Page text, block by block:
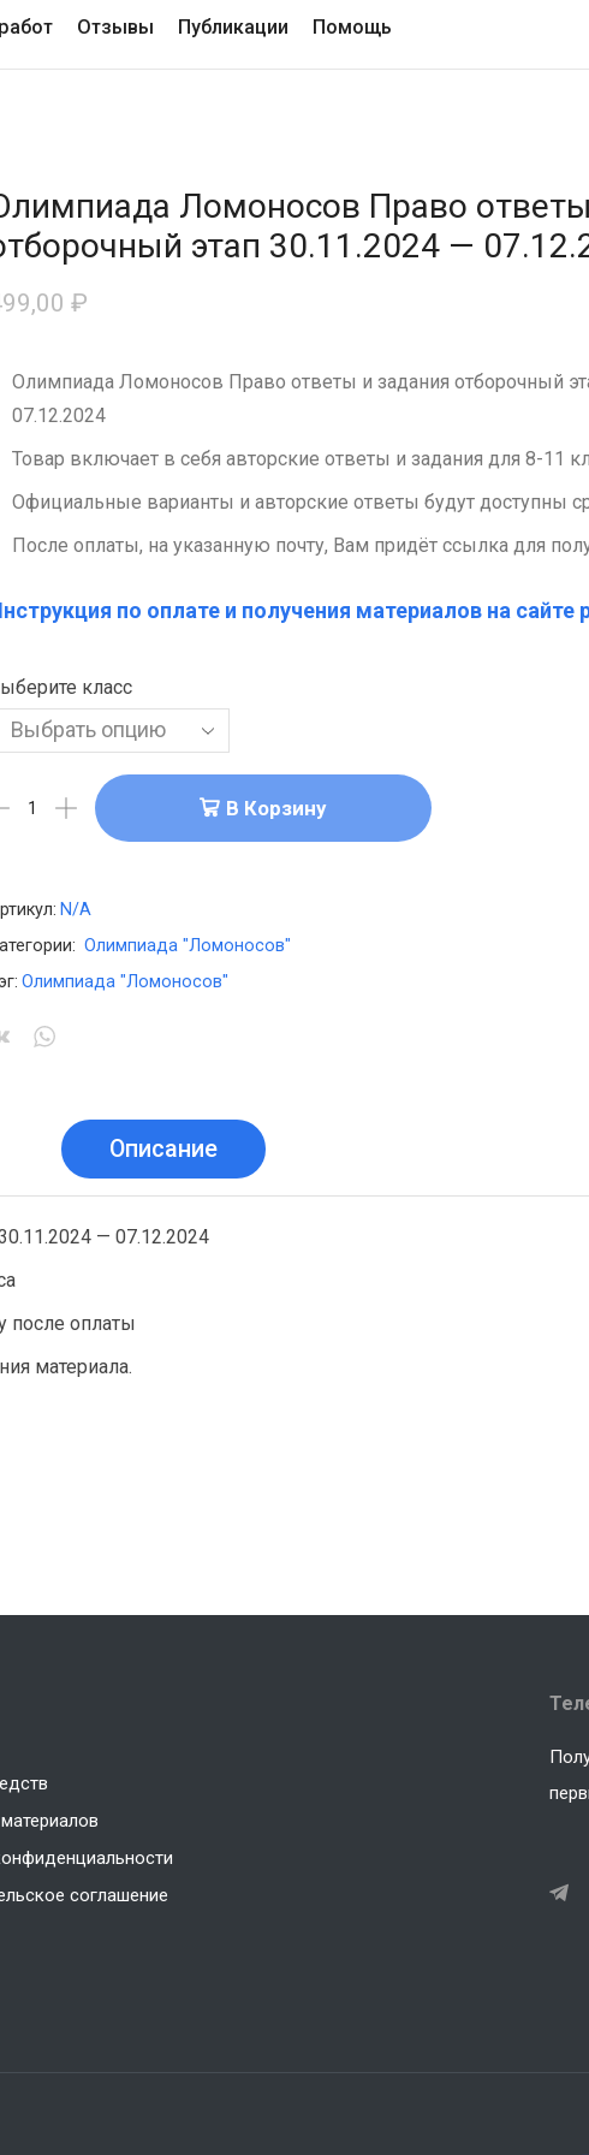
Отзывы Публикации Помощь
Ломоносов Право
этап 30.11.2024 —
₽
Олимпиада Ломоносов Право ответы и задания отборочный
07.12.2024
Товар включает в себя авторские ответы и задания для 8-11
Официальные варианты и авторские ответы будут доступны
После оплаты, на указанную почту, Вам придёт ссылка для
по оплате и получения материалов на сайте
класс
В Корзину
N/A
Олимпиада "Ломоносов"
Олимпиада "Ломоносов"
Описание
— 07.12.2024
после оплаты
материала.
соглашение